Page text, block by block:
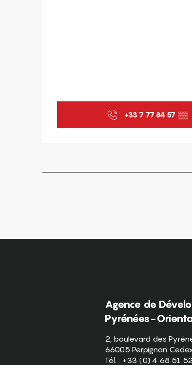
+33 7 77 84 57 ▒▒
Agence de
Pyrénées-
2, boulevard des
66005 Perpignan
Tél. : +33 (0) 4 68 51